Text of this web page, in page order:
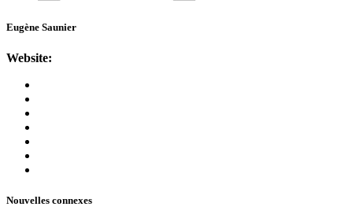
Eugène Saunier
Website:
Nouvelles connexes